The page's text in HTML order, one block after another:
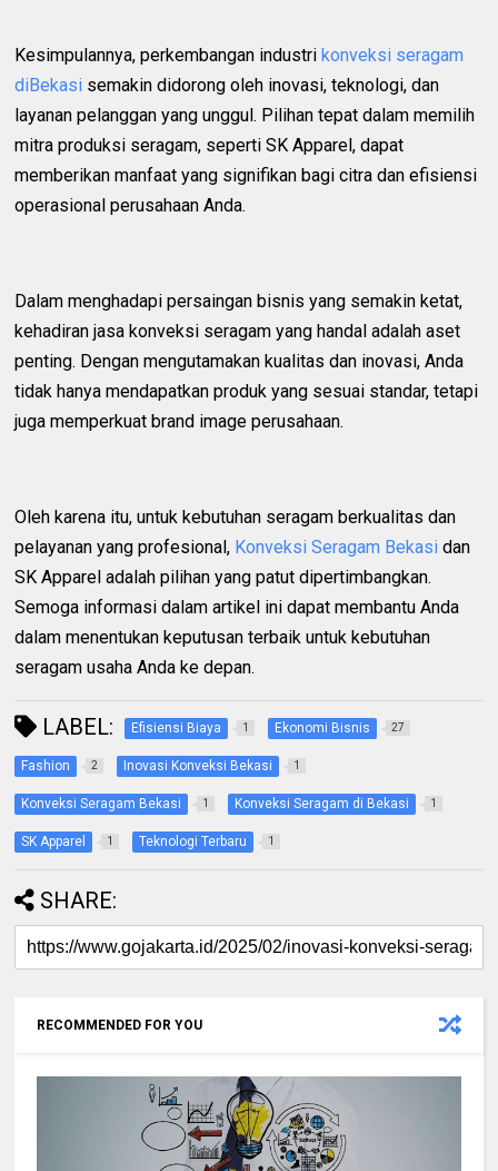
Kesimpulannya, perkembangan industrikonveksi seragam
diBekasi semakin didorong oleh inovasi, teknologi, dan
layanan pelanggan yang unggul. Pilihan tepat dalam memilih
mitra produksi seragam, seperti SK Apparel, dapat
memberikan manfaat yang signifikan bagi citra dan efisiensi
operasional perusahaan Anda.
Dalam menghadapi persaingan bisnis yang semakin ketat,
kehadiran jasa konveksi seragam yang handal adalah aset
penting. Dengan mengutamakan kualitas dan inovasi, Anda
tidak hanya mendapatkan produk yang sesuai standar, tetapi
juga memperkuat brand image perusahaan.
Oleh karena itu, untuk kebutuhan seragam berkualitas dan
pelayanan yang profesional, Konveksi Seragam Bekasi dan
SK Apparel adalah pilihan yang patut dipertimbangkan.
Semoga informasi dalam artikel ini dapat membantu Anda
dalam menentukan keputusan terbaik untuk kebutuhan
seragam usaha Anda ke depan.
LABEL: Efisiensi Biaya 1 Ekonomi Bisnis 27
Fashion 2 Inovasi Konveksi Bekasi 1
Konveksi Seragam Bekasi 1 Konveksi Seragam di Bekasi 1
SK Apparel 1 Teknologi Terbaru 1
SHARE:
RECOMMENDED FOR YOU